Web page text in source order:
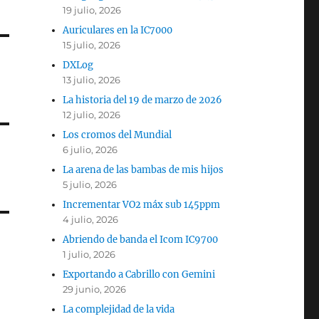
19 julio, 2026
Auriculares en la IC7000
15 julio, 2026
DXLog
13 julio, 2026
La historia del 19 de marzo de 2026
12 julio, 2026
Los cromos del Mundial
6 julio, 2026
La arena de las bambas de mis hijos
5 julio, 2026
Incrementar VO2 máx sub 145ppm
4 julio, 2026
Abriendo de banda el Icom IC9700
1 julio, 2026
Exportando a Cabrillo con Gemini
29 junio, 2026
La complejidad de la vida